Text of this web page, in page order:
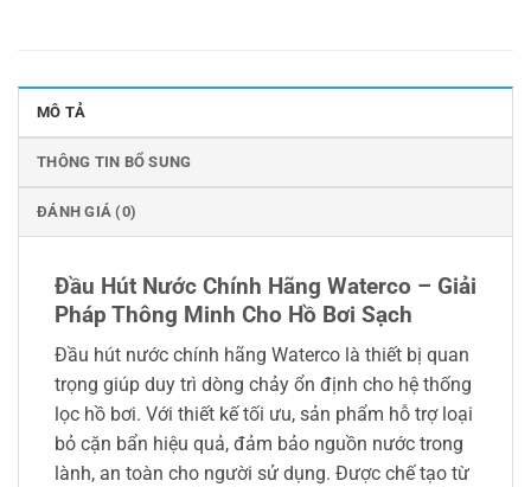
MÔ TẢ
THÔNG TIN BỔ SUNG
ĐÁNH GIÁ (0)
Đầu Hút Nước Chính Hãng Waterco – Giải
Pháp Thông Minh Cho Hồ Bơi Sạch
Đầu hút nước chính hãng Waterco là thiết bị quan
trọng giúp duy trì dòng chảy ổn định cho hệ thống
lọc hồ bơi. Với thiết kế tối ưu, sản phẩm hỗ trợ loại
bỏ cặn bẩn hiệu quả, đảm bảo nguồn nước trong
lành, an toàn cho người sử dụng. Được chế tạo từ